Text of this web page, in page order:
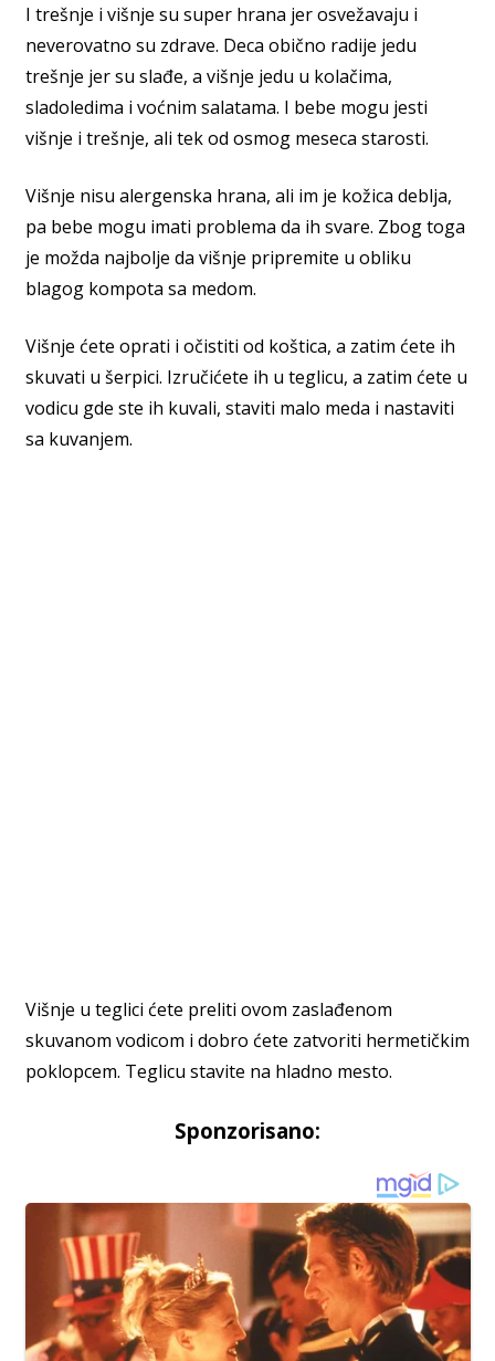
I trešnje i višnje su super hrana jer osvežavaju i
neverovatno su zdrave. Deca obično radije jedu
trešnje jer su slađe, a višnje jedu u kolačima,
sladoledima i voćnim salatama. I bebe mogu jesti
višnje i trešnje, ali tek od osmog meseca starosti.
Višnje nisu alergenska hrana, ali im je kožica deblja,
pa bebe mogu imati problema da ih svare. Zbog toga
je možda najbolje da višnje pripremite u obliku
blagog kompota sa medom.
Višnje ćete oprati i očistiti od koštica, a zatim ćete ih
skuvati u šerpici. Izručićete ih u teglicu, a zatim ćete u
vodicu gde ste ih kuvali, staviti malo meda i nastaviti
sa kuvanjem.
Višnje u teglici ćete preliti ovom zaslađenom
skuvanom vodicom i dobro ćete zatvoriti hermetičkim
poklopcem. Teglicu stavite na hladno mesto.
Sponzorisano: